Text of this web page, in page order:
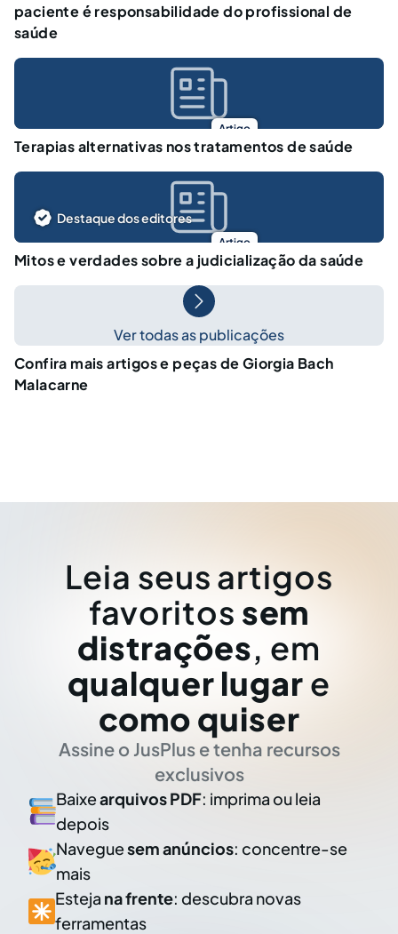
paciente é responsabilidade do profissional de
saúde
Artigo
Terapias alternativas nos tratamentos de saúde
Artigo
Destaque dos editores
Mitos e verdades sobre a judicialização da saúde
Ver todas as publicações
Confira mais artigos e peças de Giorgia Bach
Malacarne
Leia seus artigos
favoritos sem
distrações, em
qualquer lugar e
como quiser
Assine o JusPlus e tenha recursos
exclusivos
Baixearquivos PDF: imprima ou leia
depois
Naveguesem anúncios: concentre-se
mais
Esteja na frente: descubra novas
ferramentas